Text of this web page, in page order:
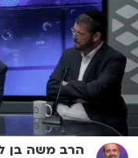
הרב משה בן